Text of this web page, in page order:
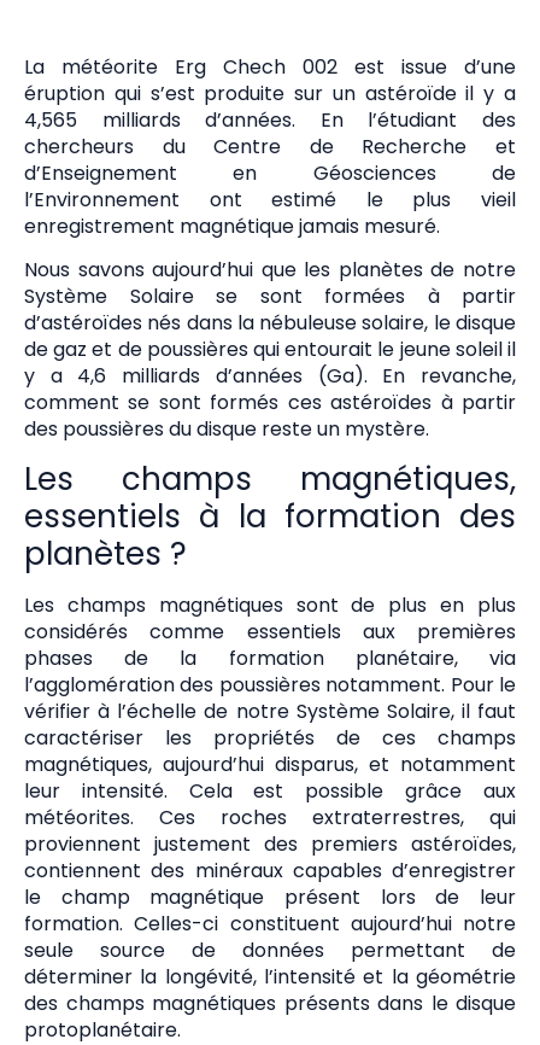
La météorite Erg Chech 002 est issue d’une
éruption qui s’est produite sur un astéroïde il y a
4,565 milliards d’années. En l’étudiant des
chercheurs du Centre de Recherche et
d’Enseignement en Géosciences de
l’Environnement ont estimé le plus vieil
enregistrement magnétique jamais mesuré.
Nous savons aujourd’hui que les planètes de notre
Système Solaire se sont formées à partir
d’astéroïdes nés dans la nébuleuse solaire, le disque
de gaz et de poussières qui entourait le jeune soleil il
y a 4,6 milliards d’années (Ga). En revanche,
comment se sont formés ces astéroïdes à partir
des poussières du disque reste un mystère.
Les champs magnétiques,
essentiels à la formation des
planètes ?
Les champs magnétiques sont de plus en plus
considérés comme essentiels aux premières
phases de la formation planétaire, via
l’agglomération des poussières notamment. Pour le
vérifier à l’échelle de notre Système Solaire, il faut
caractériser les propriétés de ces champs
magnétiques, aujourd’hui disparus, et notamment
leur intensité. Cela est possible grâce aux
météorites. Ces roches extraterrestres, qui
proviennent justement des premiers astéroïdes,
contiennent des minéraux capables d’enregistrer
le champ magnétique présent lors de leur
formation. Celles-ci constituent aujourd’hui notre
seule source de données permettant de
déterminer la longévité, l’intensité et la géométrie
des champs magnétiques présents dans le disque
protoplanétaire.